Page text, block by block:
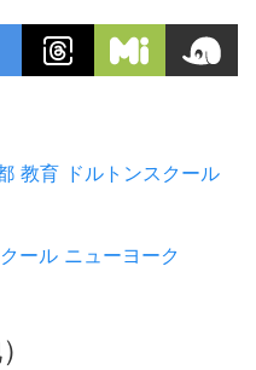
教育 ドルトンスクール
ール ニューヨーク